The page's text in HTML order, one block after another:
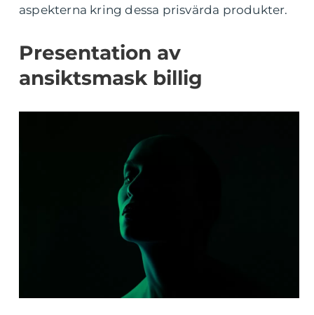
aspekterna kring dessa prisvärda produkter.
Presentation av
ansiktsmask billig